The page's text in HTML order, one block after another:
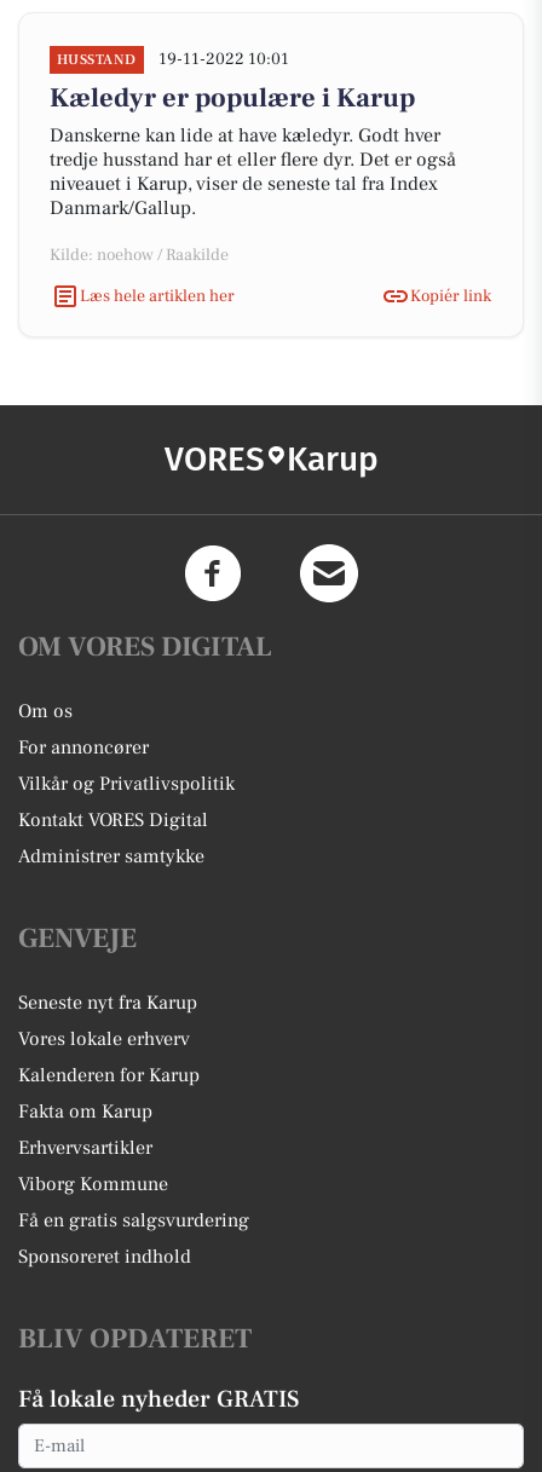
HUSSTAND 19-11-2022 10:01
Kæledyr er populære i Karup
Danskerne kan lide at have kæledyr. Godt hver
tredje husstand har et eller flere dyr. Det er også
niveauet i Karup, viser de seneste tal fra Index
Danmark/Gallup.
Kilde: noehow / Raakilde
Læs hele artiklen her
Kopiér link
VORES Karup
OM VORES DIGITAL
Om os
For annoncører
Vilkår og Privatlivspolitik
Kontakt VORES Digital
Administrer samtykke
GENVEJE
Seneste nyt fra Karup
Vores lokale erhverv
Kalenderen for Karup
Fakta om Karup
Erhvervsartikler
Viborg Kommune
Få en gratis salgsvurdering
Sponsoreret indhold
BLIV OPDATERET
Få lokale nyheder GRATIS
Email